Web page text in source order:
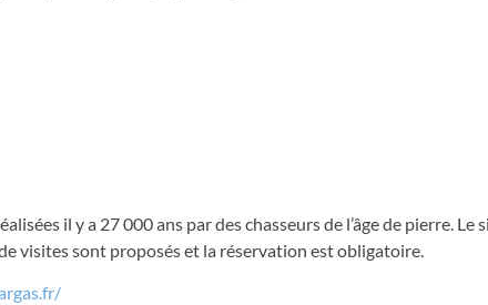
il y a 27 000 ans par des chasseurs de l’âge de pierre. Le
visites sont proposés et la réservation est obligatoire.